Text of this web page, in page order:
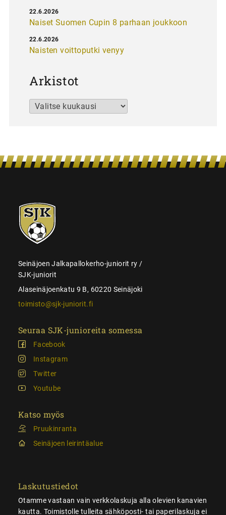
Naiset Suomen Cupin 8 parhaan joukkoon
22.6.2026
Naisten voittoputki venyy
22.6.2026
Arkistot
Arkistot
SJK-
juniorit
Seinäjoen Jalkapallokerho-juniorit ry /
SJK-juniorit
Alaseinäjoenkatu 9 B, 60220 Seinäjoki
toimisto@sjk-juniorit.fi
Seuraa SJK-junioreita somessa
Facebook
Instagram
Twitter
Youtube
Katso myös
Pruukinranta
Seinäjoen leirintäalue
Laskutustiedot
Otamme vastaan vain verkkolaskuja alla olevien kanavien
kautta. Toimistolle tulleita sähköposti- tai paperilaskuja ei